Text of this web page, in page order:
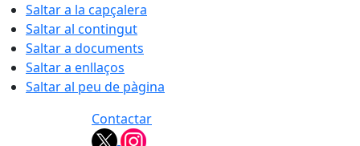
Saltar a la capçalera
Saltar al contingut
Saltar a documents
Saltar a enllaços
Saltar al peu de pàgina
Contactar